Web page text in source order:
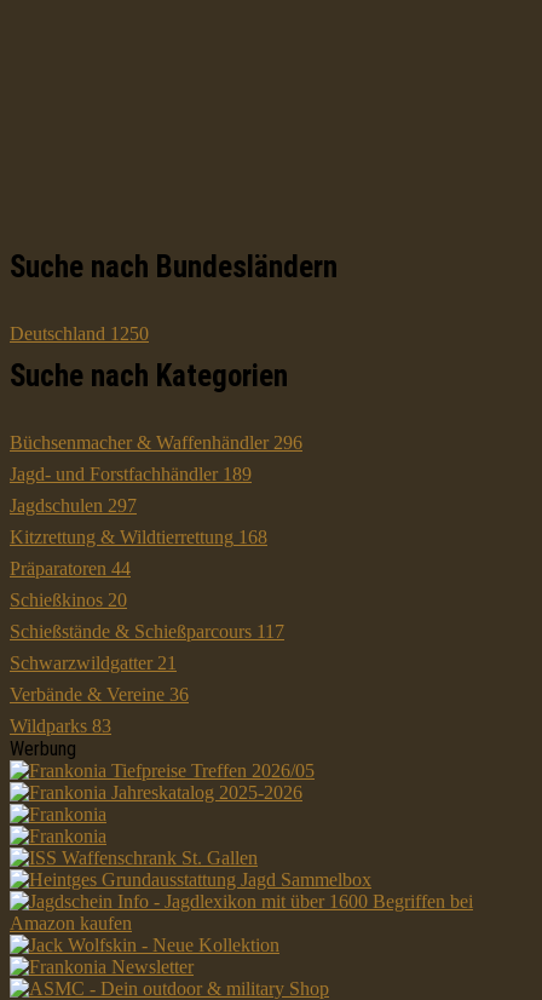
Suche nach Bundesländern
Deutschland 1250
Suche nach Kategorien
Büchsenmacher & Waffenhändler 296
Jagd- und Forstfachhändler 189
Jagdschulen 297
Kitzrettung & Wildtierrettung 168
Präparatoren 44
Schießkinos 20
Schießstände & Schießparcours 117
Schwarzwildgatter 21
Verbände & Vereine 36
Wildparks 83
Werbung